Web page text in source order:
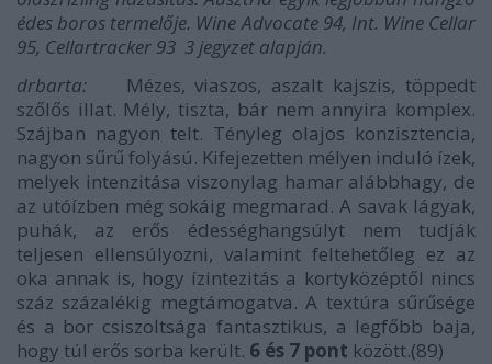
édes boros termelője. Wine Advocate 94, Int. Wine Cellar
95, Cellartracker 93 3 jegyzet alapján.
drbarta: Mézes, viaszos, aszalt kajszis, töppedt
szőlős illat. Mély, tiszta, bár nem annyira komplex.
Szájban nagyon telt. Tényleg olajos konzisztencia,
nagyon sűrű folyású. Kifejezetten mélyen induló ízek,
melyek intenzitása viszonylag hamar alábbhagy, de
az utóízben még sokáig megmarad. A savak lágyak,
puhák, az erős édességhangsúlyt nem tudják
teljesen ellensúlyozni, valamint feltehetőleg ez az
oka annak is, hogy ízintezitás a kortyközéptől nincs
száz százalékig megtámogatva. A textúra sűrűsége
és a bor csiszoltsága fantasztikus, a legfőbb baja,
hogy túl erős sorba került. 6 és 7 pont között.(89)